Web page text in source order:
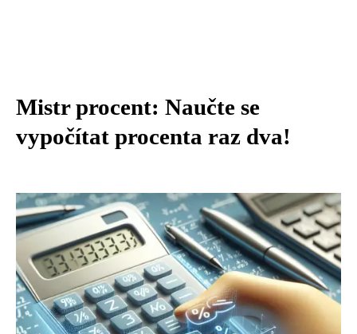
Mistr procent: Naučte se
vypočítat procenta raz dva!